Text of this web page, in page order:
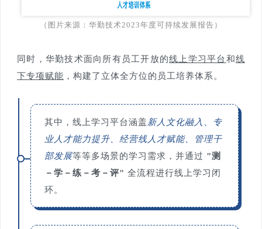
（图片来源：华勤技术2023年度可持续发展报告）
同时，华勤技术面向所有员工开放的线上学习平台和线
下专项赋能 ，构建了立体全方位的员工培养体系。
其中，线上学习平台涵盖 新人文化融入、专
业人才能力提升、经营线人才赋能、管理干
部发展等等多场景的学习需求，并通过 "测
－学－练－考－评" 全流程进行线上学习闭
环。